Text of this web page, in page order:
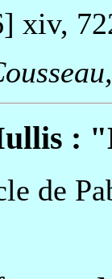
xiv,
:
de